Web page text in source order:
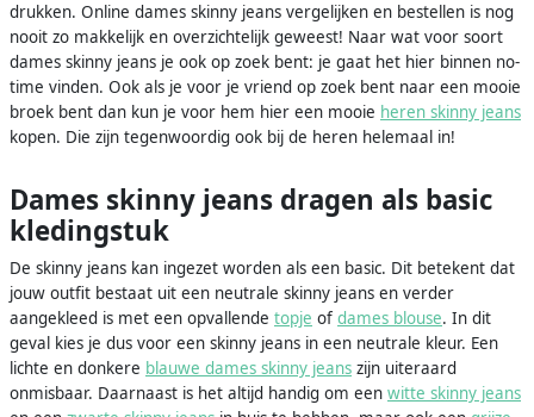
drukken. Online dames skinny jeans vergelijken en bestellen is nog
nooit zo makkelijk en overzichtelijk geweest! Naar wat voor soort
dames skinny jeans je ook op zoek bent: je gaat het hier binnen no-
time vinden. Ook als je voor je vriend op zoek bent naar een mooie
broek bent dan kun je voor hem hier een mooie heren skinny jeans
kopen. Die zijn tegenwoordig ook bij de heren helemaal in!
Dames skinny jeans dragen als basic
kledingstuk
De skinny jeans kan ingezet worden als een basic. Dit betekent dat
jouw outfit bestaat uit een neutrale skinny jeans en verder
aangekleed is met een opvallende topje of dames blouse. In dit
geval kies je dus voor een skinny jeans in een neutrale kleur. Een
lichte en donkere blauwe dames skinny jeans zijn uiteraard
onmisbaar. Daarnaast is het altijd handig om een witte skinny jeans